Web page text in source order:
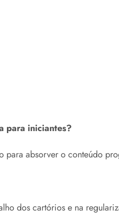
para iniciantes?
absorver o conteúdo
dos cartórios e na